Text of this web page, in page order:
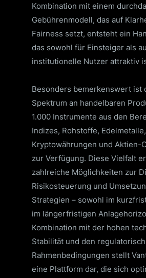
Kombination mit einem
Gebührenmodell, das auf
Fairness setzt, entsteht ein
das sowohl für Einsteiger als
institutionelle Nutzer attraktiv
Besonders bemerkenswert ist
Spektrum an handelbaren
1.000 Instrumente aus den
Indizes, Rohstoffe, Edelmetalle,
Kryptowährungen und Aktien-
zur Verfügung. Diese Vielfalt
zahlreiche Möglichkeiten zur
Risikosteuerung und
Strategien – sowohl im
im längerfristigen
Kombination mit der hohen
Stabilität und den
Rahmenbedingungen stellt
eine Plattform dar, die sich